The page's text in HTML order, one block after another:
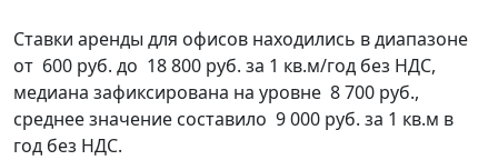
Ставки аренды для офисов находились в диапазоне
от 600 руб. до 18 800 руб. за 1 кв.м/год без НДС,
медиана зафиксирована на уровне 8 700 руб.,
среднее значение составило 9 000 руб. за 1 кв.м в
год без НДС.